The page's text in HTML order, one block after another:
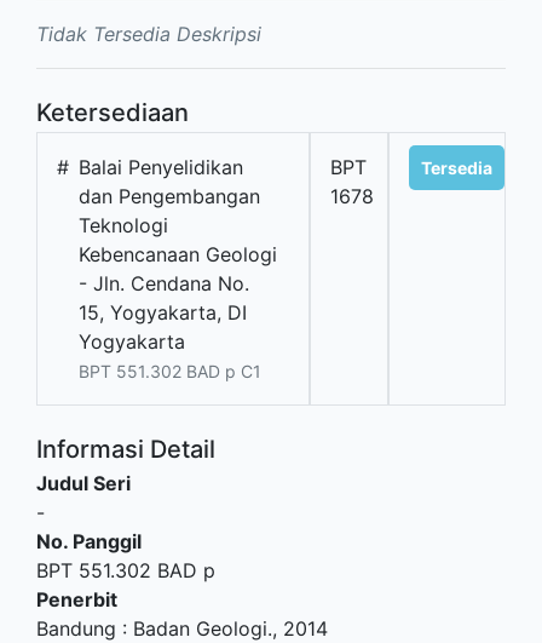
Tidak Tersedia Deskripsi
Ketersediaan
# Balai Penyelidikan
dan Pengembangan
Teknologi
Kebencanaan Geologi
- Jln. Cendana No.
15, Yogyakarta, DI
Yogyakarta
BPT 551.302 BAD p C1
BPT
1678
Tersedia
Informasi Detail
Judul Seri
-
No. Panggil
BPT 551.302 BAD p
Penerbit
Bandung : Badan Geologi., 2014